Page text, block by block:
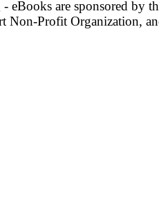
eBooks are sponsored by
Non-Profit Organization,